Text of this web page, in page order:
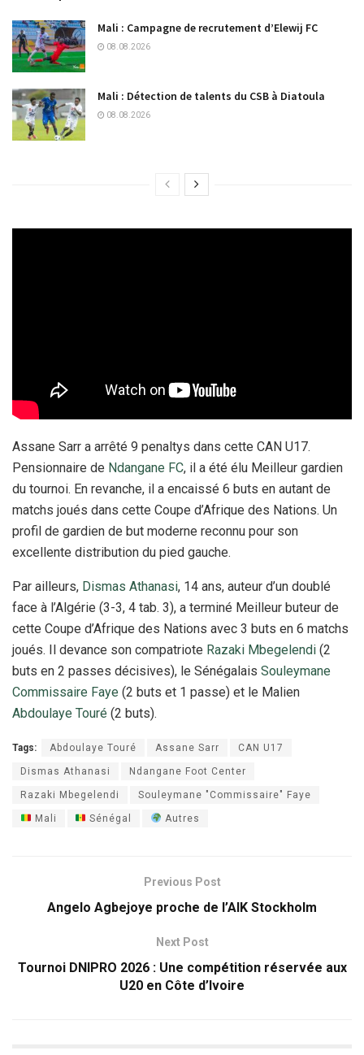
Mali : Campagne de recrutement d’Elewij FC
08.08.2026
Mali : Détection de talents du CSB à Diatoula
08.08.2026
Assane Sarr a arrêté 9 penaltys dans cette CAN U17.
Pensionnaire de Ndangane FC, il a été élu Meilleur gardien
du tournoi. En revanche, il a encaissé 6 buts en autant de
matchs joués dans cette Coupe d’Afrique des Nations. Un
profil de gardien de but moderne reconnu pour son
excellente distribution du pied gauche.
Par ailleurs, Dismas Athanasi, 14 ans, auteur d’un doublé
face à l’Algérie (3-3, 4 tab. 3), a terminé Meilleur buteur de
cette Coupe d’Afrique des Nations avec 3 buts en 6 matchs
joués. Il devance son compatriote Razaki Mbegelendi (2
buts en 2 passes décisives), le Sénégalais Souleymane
Commissaire Faye (2 buts et 1 passe) et le Malien
Abdoulaye Touré (2 buts).
Tags: Abdoulaye Touré Assane Sarr CAN U17
Dismas Athanasi Ndangane Foot Center
Razaki Mbegelendi Souleymane "Commissaire" Faye
Mali Sénégal Autres
Previous Post
Angelo Agbejoye proche de l’AIK Stockholm
Next Post
Tournoi DNIPRO 2026 : Une compétition réservée aux
U20 en Côte d’Ivoire